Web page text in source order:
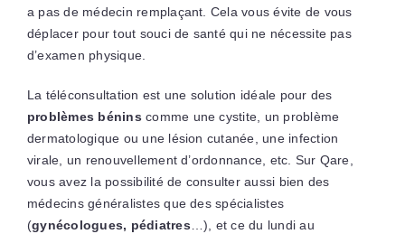
a pas de médecin remplaçant. Cela vous évite de vous
déplacer pour tout souci de santé qui ne nécessite pas
d’examen physique.
La téléconsultation est une solution idéale pour des
problèmes bénins comme une cystite, un problème
dermatologique ou une lésion cutanée, une infection
virale, un renouvellement d’ordonnance, etc. Sur Qare,
vous avez la possibilité de consulter aussi bien des
médecins généralistes que des spécialistes
(gynécologues, pédiatres …), et ce du lundi au